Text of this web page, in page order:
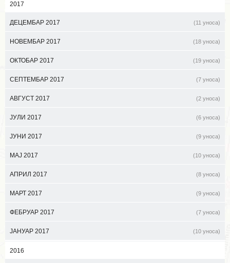
2017
ДЕЦЕМБАР 2017 (11 уноса)
НОВЕМБАР 2017 (18 уноса)
ОКТОБАР 2017 (19 уноса)
СЕПТЕМБАР 2017 (7 уноса)
АВГУСТ 2017 (2 уноса)
ЈУЛИ 2017 (6 уноса)
ЈУНИ 2017 (9 уноса)
МАЈ 2017 (10 уноса)
АПРИЛ 2017 (8 уноса)
МАРТ 2017 (9 уноса)
ФЕБРУАР 2017 (7 уноса)
ЈАНУАР 2017 (10 уноса)
2016